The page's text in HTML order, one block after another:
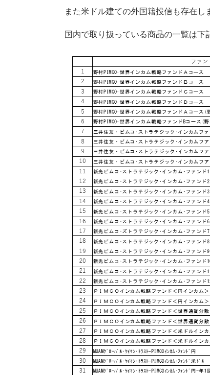
また米ドル建ての外国籍投信も存在し
国内で取り扱っている商品の一覧は下